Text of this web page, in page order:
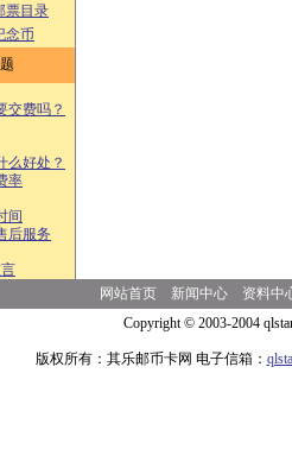
票目录
念币
交费吗？
么好处？
率
间
后服务
网站首页 新闻中心
资料中
Copyright © 2003-2004
版权所有：其乐邮币卡网 电子信箱：